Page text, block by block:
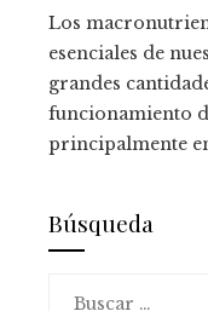
Los
esenciales de
grandes
funcionamiento
principalmente
Búsqueda